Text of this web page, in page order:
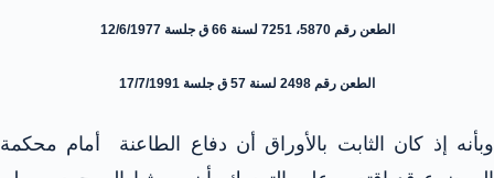
الطعن رقم 5870، 7251 لسنة 66 ق جلسة 12/6/1977
الطعن رقم 2498 لسنة 57 ق جلسة 17/7/1991
وبأنه إذ كان الثابت بالأوراق أن دفاع الطاعنة أمام محكمة